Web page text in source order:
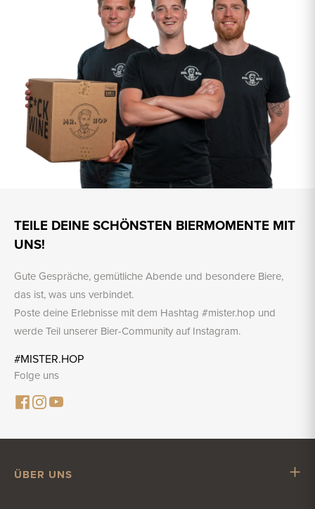
TEILE DEINE SCHÖNSTEN BIERMOMENTE MIT
UNS!
Gute Gespräche, gemütliche Abende und besondere Biere,
das ist, was uns verbindet.
Poste deine Erlebnisse mit dem Hashtag #mister.hop und
werde Teil unserer Bier-Community auf Instagram.
#MISTER.HOP
Folge uns
ÜBER UNS